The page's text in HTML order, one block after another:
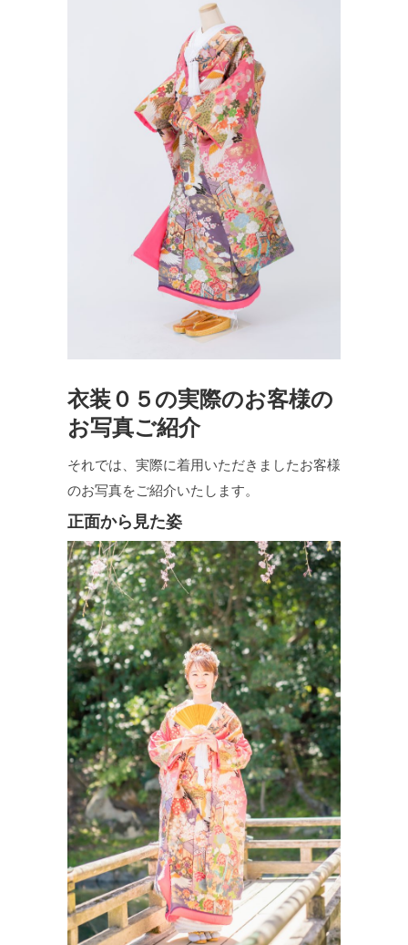
衣装０５の実際のお客様の
お写真ご紹介
それでは、実際に着用いただきましたお客様
のお写真をご紹介いたします。
正面から見た姿